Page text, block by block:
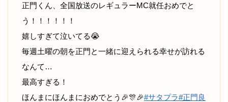
正門くん、全国放送のレギュラーMC就任おめでと
う！！！！！！
嬉しすぎて泣いてる😭
毎週土曜の朝を正門と一緒に迎えられる幸せが訪れる
なんて…
最高すぎる！
ほんまにほんまにおめでとう🎉🎊🎉#サタプラ#正門良